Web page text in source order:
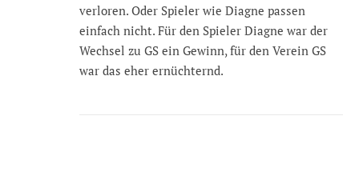
verloren. Oder Spieler wie Diagne passen
einfach nicht. Für den Spieler Diagne war der
Wechsel zu GS ein Gewinn, für den Verein GS
war das eher ernüchternd.